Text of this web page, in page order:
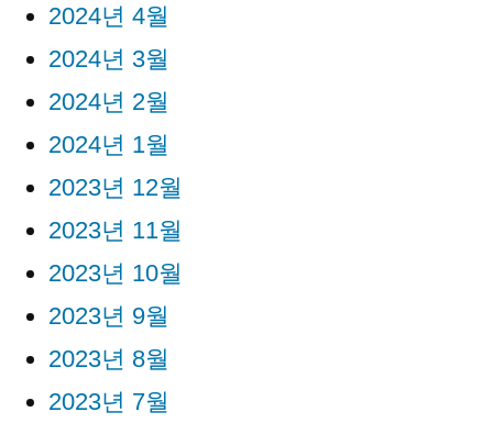
2024년 4월
2024년 3월
2024년 2월
2024년 1월
2023년 12월
2023년 11월
2023년 10월
2023년 9월
2023년 8월
2023년 7월